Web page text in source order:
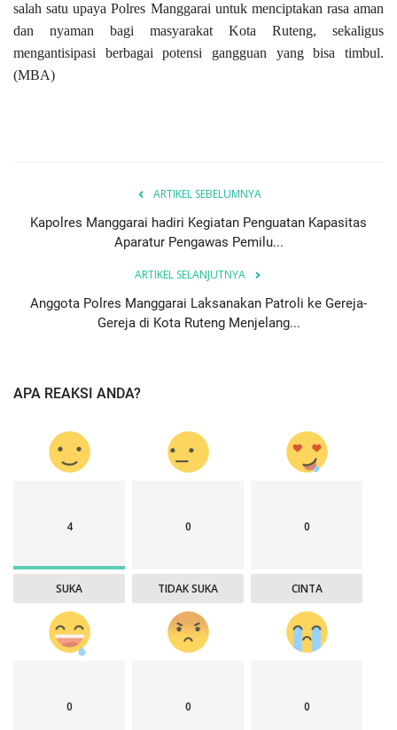
salah satu upaya Polres Manggarai untuk menciptakan rasa aman
dan nyaman bagi masyarakat Kota Ruteng, sekaligus
mengantisipasi berbagai potensi gangguan yang bisa timbul.
(MBA)
ARTIKEL SEBELUMNYA
Kapolres Manggarai hadiri Kegiatan Penguatan Kapasitas
Aparatur Pengawas Pemilu...
ARTIKEL SELANJUTNYA
Anggota Polres Manggarai Laksanakan Patroli ke Gereja-
Gereja di Kota Ruteng Menjelang...
APA REAKSI ANDA?
4
SUKA
0
TIDAK SUKA
0
CINTA
0 0 0